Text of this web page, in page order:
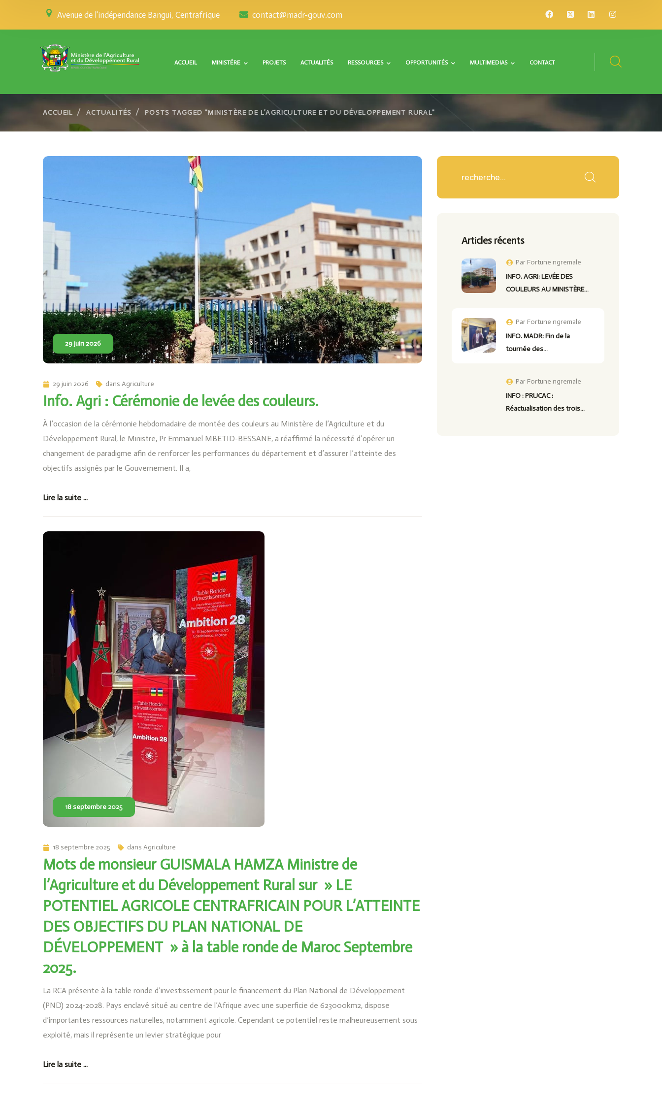
Avenue de l'indépendance Bangui, Centrafrique contact@madr-gouv.com
ACCUEIL MINISTÉRE PROJETS ACTUALITÉS RESSOURCES OPPORTUNITÉS MULTIMEDIAS CONTACT
ACCUEIL ACTUALITÉS POSTS TAGGED "MINISTÈRE DE L’AGRICULTURE ET DU DÉVELOPPEMENT RURAL"
29 juin 2026
29 juin 2026 dans Agriculture
Info. Agri : Cérémonie de levée des couleurs.
À l’occasion de la cérémonie hebdomadaire de montée des couleurs au Ministère de l’Agriculture et du
Développement Rural, le Ministre, Pr Emmanuel MBETID-BESSANE, a réaffirmé la nécessité d’opérer un
changement de paradigme afin de renforcer les performances du département et d’assurer l’atteinte des
objectifs assignés par le Gouvernement. Il a,
Lire la suite ...
18 septembre 2025
18 septembre 2025 dans Agriculture
Mots de monsieur GUISMALA HAMZA Ministre de
l’Agriculture et du Développement Rural sur » LE
POTENTIEL AGRICOLE CENTRAFRICAIN POUR L’ATTEINTE
DES OBJECTIFS DU PLAN NATIONAL DE
DÉVELOPPEMENT » à la table ronde de Maroc Septembre
2025.
La RCA présente à la table ronde d’investissement pour le financement du Plan National de Développement
(PND) 2024-2028. Pays enclavé situé au centre de l’Afrique avec une superficie de 623000km2, dispose
d’importantes ressources naturelles, notamment agricole. Cependant ce potentiel reste malheureusement sous
exploité, mais il représente un levier stratégique pour
Lire la suite ...
Articles récents
Par Fortune ngremale
INFO. AGRI: LEVÉE DES
COULEURS AU MINISTÈRE…
ParFortune ngremale
INFO. MADR: Fin de la
tournée des…
Par Fortune ngremale
INFO : PRUCAC :
Réactualisation des trois…